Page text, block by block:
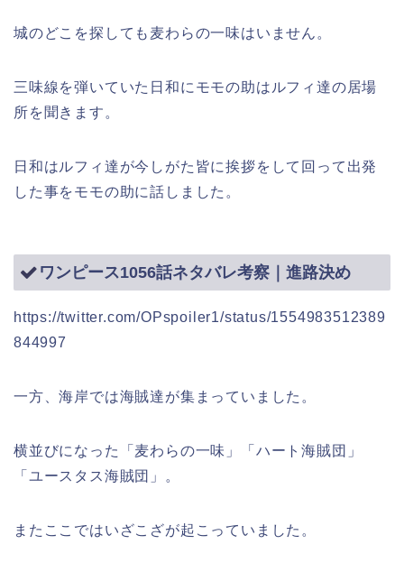
城のどこを探しても麦わらの一味はいません。
三味線を弾いていた日和にモモの助はルフィ達の居場
所を聞きます。
日和はルフィ達が今しがた皆に挨拶をして回って出発
した事をモモの助に話しました。
ワンピース1056話ネタバレ考察｜進路決め
https://twitter.com/OPspoiler1/status/1554983512389
844997
一方、海岸では海賊達が集まっていました。
横並びになった「麦わらの一味」「ハート海賊団」
「ユースタス海賊団」。
またここではいざこざが起こっていました。